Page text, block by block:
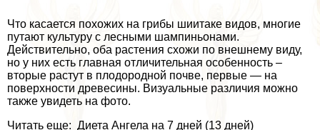
Что касается похожих на грибы шиитаке видов, многие
путают культуру с лесными шампиньонами.
Действительно, оба растения схожи по внешнему виду,
но у них есть главная отличительная особенность –
вторые растут в плодородной почве, первые — на
поверхности древесины. Визуальные различия можно
также увидеть на фото.
Читать еще: Диета Ангела на 7 дней (13 дней)